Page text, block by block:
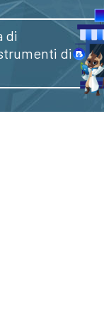
di
di
SICUREZZA
GAS